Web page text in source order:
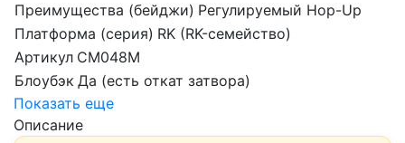
Преимущества (бейджи) Регулируемый Hop-Up
Платформа (серия) RK (RK-семейство)
Артикул CM048M
Блоубэк Да (есть откат затвора)
Показать еще
Описание